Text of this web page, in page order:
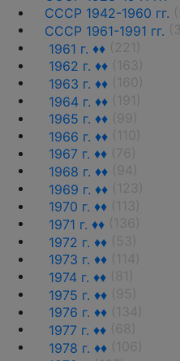
СССР 1942-1960 гг.
СССР 1961-1991 гг.
1961 г. ♦♦
1962 г. ♦♦
1963 г. ♦♦
1964 г. ♦♦
1965 г. ♦♦
1966 г. ♦♦
1967 г. ♦♦
1968 г. ♦♦
1969 г. ♦♦
1970 г. ♦♦
1971 г. ♦♦
1972 г. ♦♦
1973 г. ♦♦
1974 г. ♦♦
1975 г. ♦♦
1976 г. ♦♦
1977 г. ♦♦
1978 г. ♦♦